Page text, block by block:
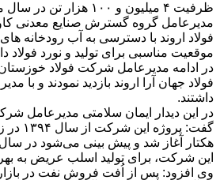
ظرفیت ۴ میلیون و ۱۰۰ هزار تن در سال می‌باشد.
مدیرعامل گروه گسترش صنایع معدنی
فولاد اروند با دسترسی به آب رودخانه
موقعیت مناسبی برای تولید و نورد فولاد
در ادامه مدیرعامل شرکت فولاد
فولاد جهان آرا اروند بازدید نمودند و با
داشتند.
در این دیدار ایمان سلامتی مدیرعامل
این شرکت، برای تولید اسلب عریض به
وی افزود: پس از اُفت فروش نفت در بازار